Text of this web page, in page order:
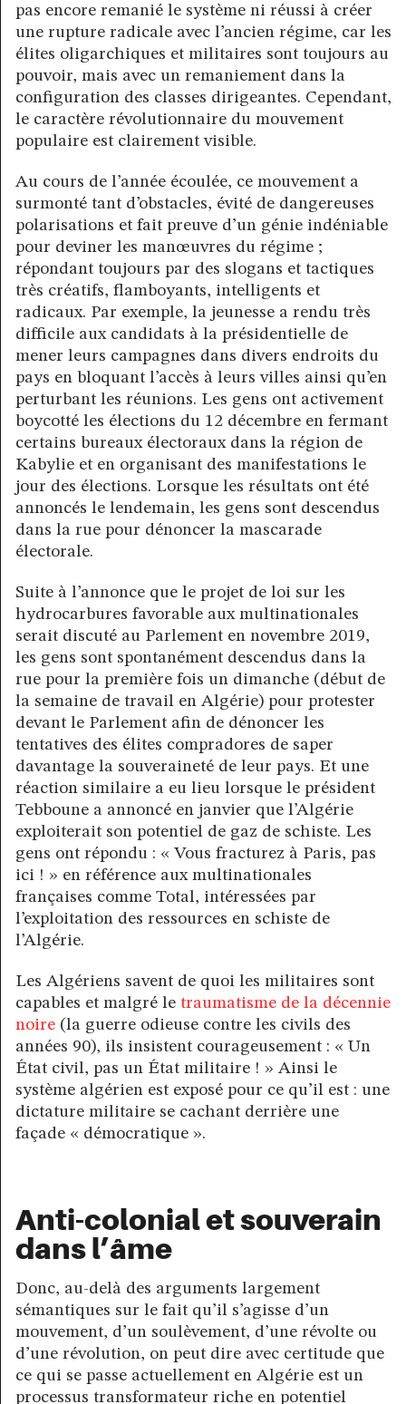
pas encore remanié le système ni réussi à créer
une rupture radicale avec l’ancien régime, car les
élites oligarchiques et militaires sont toujours au
pouvoir, mais avec un remaniement dans la
configuration des classes dirigeantes. Cependant,
le caractère révolutionnaire du mouvement
populaire est clairement visible.
Au cours de l’année écoulée, ce mouvement a
surmonté tant d’obstacles, évité de dangereuses
polarisations et fait preuve d’un génie indéniable
pour deviner les manœuvres du régime ;
répondant toujours par des slogans et tactiques
très créatifs, flamboyants, intelligents et
radicaux. Par exemple, la jeunesse a rendu très
difficile aux candidats à la présidentielle de
mener leurs campagnes dans divers endroits du
pays en bloquant l’accès à leurs villes ainsi qu’en
perturbant les réunions. Les gens ont activement
boycotté les élections du 12 décembre en fermant
certains bureaux électoraux dans la région de
Kabylie et en organisant des manifestations le
jour des élections. Lorsque les résultats ont été
annoncés le lendemain, les gens sont descendus
dans la rue pour dénoncer la mascarade
électorale.
Suite à l’annonce que le projet de loi sur les
hydrocarbures favorable aux multinationales
serait discuté au Parlement en novembre 2019,
les gens sont spontanément descendus dans la
rue pour la première fois un dimanche (début de
la semaine de travail en Algérie) pour protester
devant le Parlement afin de dénoncer les
tentatives des élites compradores de saper
davantage la souveraineté de leur pays. Et une
réaction similaire a eu lieu lorsque le président
Tebboune a annoncé en janvier que l’Algérie
exploiterait son potentiel de gaz de schiste. Les
gens ont répondu : « Vous fracturez à Paris, pas
ici ! » en référence aux multinationales
françaises comme Total, intéressées par
l’exploitation des ressources en schiste de
l’Algérie.
Les Algériens savent de quoi les militaires sont
capables et malgré le traumatisme de la décennie
noire (la guerre odieuse contre les civils des
années 90), ils insistent courageusement : « Un
État civil, pas un État militaire ! » Ainsi le
système algérien est exposé pour ce qu’il est : une
dictature militaire se cachant derrière une
façade « démocratique ».
Anti-colonial et souverain
dans l’âme
Donc, au-delà des arguments largement
sémantiques sur le fait qu’il s’agisse d’un
mouvement, d’un soulèvement, d’une révolte ou
d’une révolution, on peut dire avec certitude que
ce qui se passe actuellement en Algérie est un
processus transformateur riche en potentiel